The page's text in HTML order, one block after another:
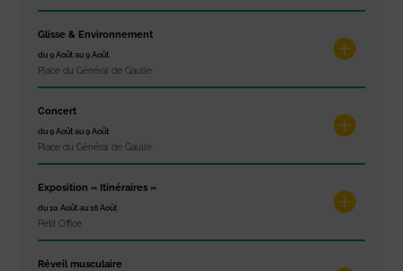
Glisse & Environnement
du 9 Août au 9 Août
Place du Général de Gaulle
Concert
du 9 Août au 9 Août
Place du Général de Gaulle
Exposition « Itinéraires »
du 10 Août au 16 Août
Petit Office
Réveil musculaire